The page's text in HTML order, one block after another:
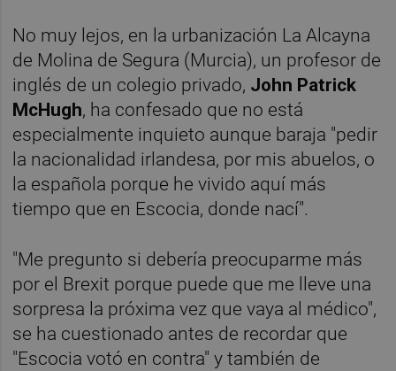
No muy lejos, en la urbanización La Alcayna
de Molina de Segura (Murcia), un profesor de
inglés de un colegio privado, John Patrick
McHugh, ha confesado que no está
especialmente inquieto aunque baraja "pedir
la nacionalidad irlandesa, por mis abuelos, o
la española porque he vivido aquí más
tiempo que en Escocia, donde nací".
"Me pregunto si debería preocuparme más
por el Brexit porque puede que me lleve una
sorpresa la próxima vez que vaya al médico",
se ha cuestionado antes de recordar que
"Escocia votó en contra" y también de